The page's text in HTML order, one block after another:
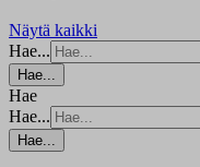
Näytä kaikki
Hae...
Hae...
Hae
Hae...
Hae...